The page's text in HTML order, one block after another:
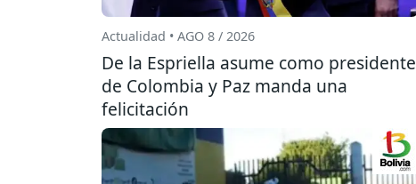
Actualidad • AGO 8 / 2026
De la Espriella asume como presidente
de Colombia y Paz manda una
felicitación